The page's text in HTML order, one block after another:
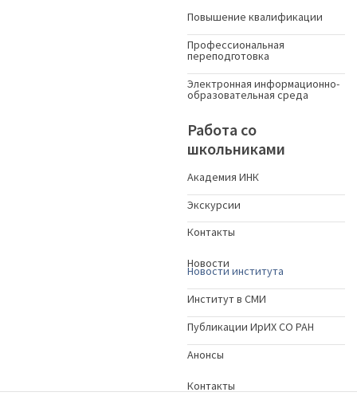
Повышение квалификации
Профессиональная
переподготовка
Электронная информационно-
образовательная среда
Работа со
школьниками
Академия ИНК
Экскурсии
Контакты
Новости
Новости института
Институт в СМИ
Публикации ИрИХ СО РАН
Анонсы
Контакты